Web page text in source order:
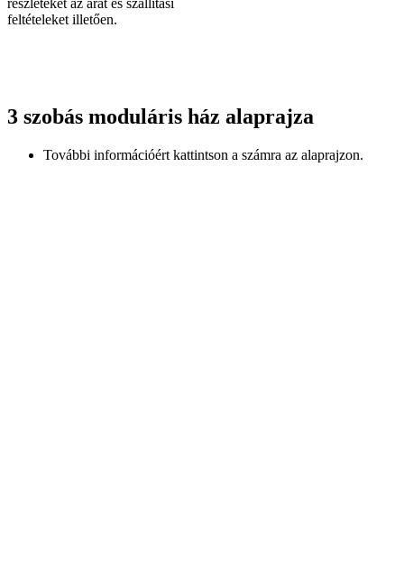
részleteket az árat és szállítási
feltételeket illetően.
3 szobás moduláris ház alaprajza
További információért kattintson a számra az alaprajzon.